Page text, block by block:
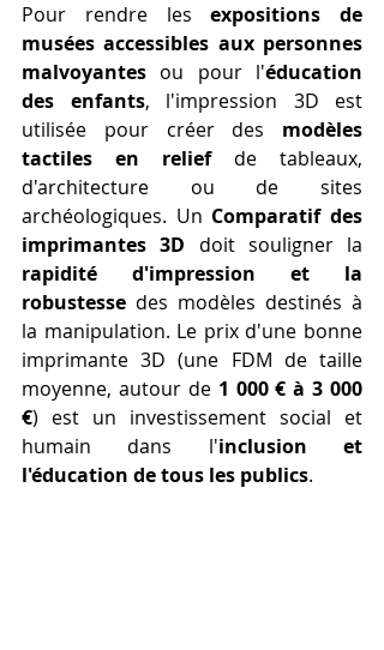
Pour rendre les expositions de
musées accessibles aux personnes
malvoyantes ou pour l'éducation
des enfants, l'impression 3D est
utilisée pour créer des modèles
tactiles en relief de tableaux,
d'architecture ou de sites
archéologiques. Un Comparatif des
imprimantes 3D
rapidité d'impression et la
robustesse des modèles destinés à
la manipulation. Le prix d'une bonne
imprimante 3D (une FDM de taille
moyenne, autour de 1 000 € à 3 000
€) est un investissement social et
humain dans l'inclusion et
l'éducation de tous les publics.